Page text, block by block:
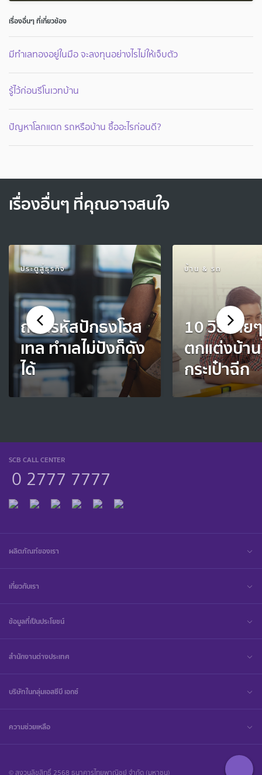
เรื่องอื่นๆ ที่เกี่ยวข้อง
มีทำเลทองอยู่ในมือ จะลงทุนอย่างไรไม่ให้เจ็บตัว
รู้ไว้ก่อนรีโนเวทบ้าน
ปัญหาโลกแตก รถหรือบ้าน ซื้ออะไรก่อนดี?
เรื่องอื่นๆ ที่คุณอาจสนใจ
ประตูสู่ธุรกิจ
ถอดรหัสปักธงโฮส
เทล ทำเลไม่ปังก็ดัง
ได้
บ้าน & รถ
10 วิธีง่ายๆ
ตกแต่งบ้าน
กระเป๋าฉีก
SCB CALL CENTER
0 2777 7777
ผลิตภัณฑ์ของเรา
เกี่ยวกับเรา
ข้อมูลที่เป็นประโยชน์
สำนักงานต่างประเทศ
บริษัทในกลุ่มเอสซีบี เอกซ์
ความช่วยเหลือ
© สงวนลิขสิทธิ์ 2568 ธนาคารไทยพาณิชย์ จำกัด (มหาชน)